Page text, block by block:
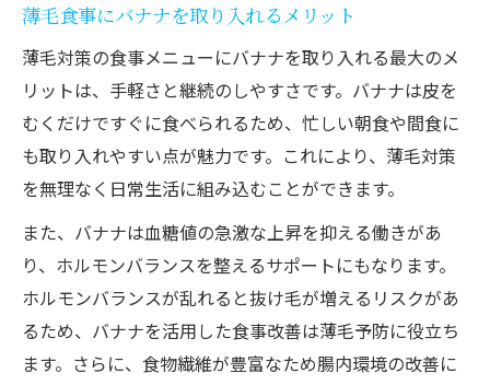
薄毛食事にバナナを取り入れるメリット
薄毛対策の食事メニューにバナナを取り入れる最大のメ
リットは、手軽さと継続のしやすさです。バナナは皮を
むくだけですぐに食べられるため、忙しい朝食や間食に
も取り入れやすい点が魅力です。これにより、薄毛対策
を無理なく日常生活に組み込むことができます。
また、バナナは血糖値の急激な上昇を抑える働きがあ
り、ホルモンバランスを整えるサポートにもなります。
ホルモンバランスが乱れると抜け毛が増えるリスクがあ
るため、バナナを活用した食事改善は薄毛予防に役立ち
ます。さらに、食物繊維が豊富なため腸内環境の改善に